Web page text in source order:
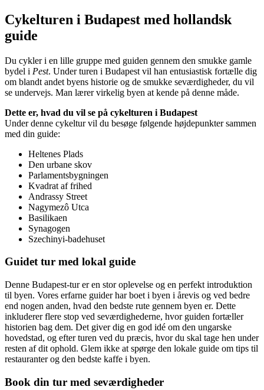
Cykelturen i Budapest med hollandsk
guide
Du cykler i en lille gruppe med guiden gennem den smukke gamle
bydel i Pest. Under turen i Budapest vil han entusiastisk fortælle dig
om blandt andet byens historie og de smukke seværdigheder, du vil
se undervejs. Man lærer virkelig byen at kende på denne måde.
Dette er, hvad du vil se på cykelturen i Budapest
Under denne cykeltur vil du besøge følgende højdepunkter sammen
med din guide:
Heltenes Plads
Den urbane skov
Parlamentsbygningen
Kvadrat af frihed
Andrassy Street
Nagymezô Utca
Basilikaen
Synagogen
Szechinyi-badehuset
Guidet tur med lokal guide
Denne Budapest-tur er en stor oplevelse og en perfekt introduktion
til byen. Vores erfarne guider har boet i byen i årevis og ved bedre
end nogen anden, hvad den bedste rute gennem byen er. Dette
inkluderer flere stop ved seværdighederne, hvor guiden fortæller
historien bag dem. Det giver dig en god idé om den ungarske
hovedstad, og efter turen ved du præcis, hvor du skal tage hen under
resten af dit ophold. Glem ikke at spørge den lokale guide om tips til
restauranter og den bedste kaffe i byen.
Book din tur med seværdigheder